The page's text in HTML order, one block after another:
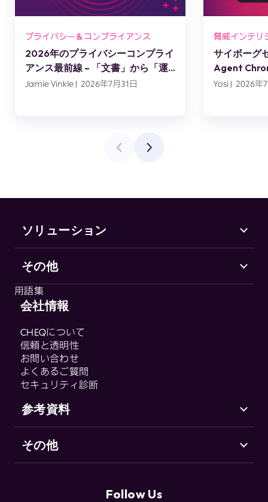
プライバシー＆コンプライアンス
2026年のプライバシーコンプライ
アンス最前線 – 「文書」から「運
用」へ
Jamie Vinkle | 2026年7月31日
脅威インテリ
サイボーグ
Agent
スエンジニ
Yosi | 2026年
ソリューション
Marketing Security
CHEQ Acquisition
CHEQ Form Guard
CHEQ Analytics
Control & Compliance
CHEQ Enforce
CHEQ Manage
その他
用語集
用語集
会社情報
CHEQについて
信頼と透明性
お問い合わせ
よくあるご質問
セキュリティ診断
参考資料
サポート（英語）
Go-to-Market セキュリティとは
その他
Follow Us